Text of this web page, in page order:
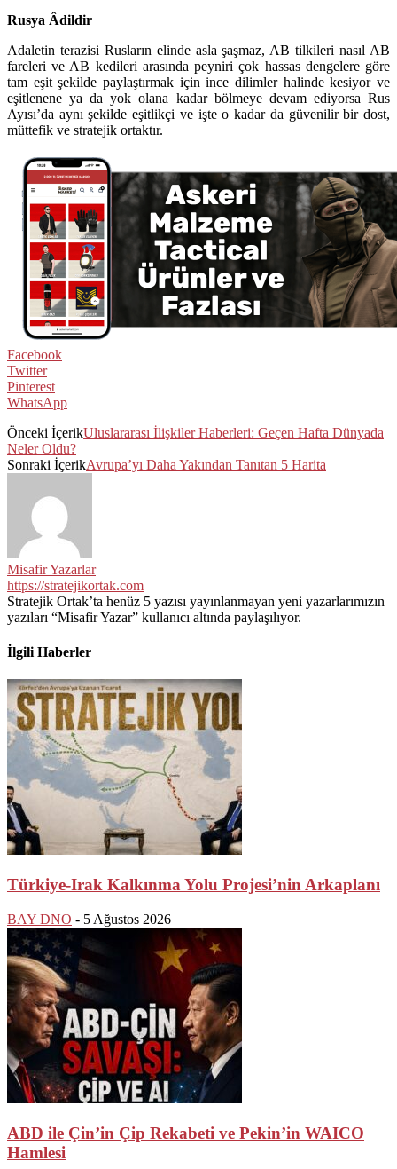
Rusya Âdildir
Adaletin terazisi Rusların elinde asla şaşmaz, AB tilkileri nasıl AB
fareleri ve AB kedileri arasında peyniri çok hassas dengelere göre
tam eşit şekilde paylaştırmak için ince dilimler halinde kesiyor ve
eşitlenene ya da yok olana kadar bölmeye devam ediyorsa Rus
Ayısı’da aynı şekilde eşitlikçi ve işte o kadar da güvenilir bir dost,
müttefik ve stratejik ortaktır.
Facebook
Twitter
Pinterest
WhatsApp
Önceki İçerikUluslararası İlişkiler Haberleri: Geçen Hafta Dünyada
Neler Oldu?
Sonraki İçerikAvrupa’yı Daha Yakından Tanıtan 5 Harita
Misafir Yazarlar
https://stratejikortak.com
Stratejik Ortak’ta henüz 5 yazısı yayınlanmayan yeni yazarlarımızın
yazıları “Misafir Yazar” kullanıcı altında paylaşılıyor.
İlgili Haberler
Türkiye-Irak Kalkınma Yolu Projesi’nin Arkaplanı
BAY DNO - 5 Ağustos 2026
ABD ile Çin’in Çip Rekabeti ve Pekin’in WAICO
Hamlesi